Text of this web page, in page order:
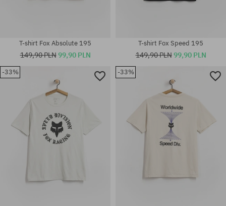
Dostępne rozmiary:
M; L; XL; XXL
Dostępne rozmiary:
S; M; L; XL; XXL
T-shirt Fox Absolute 195
149,90 PLN99,90 PLN
T-shirt Fox Speed 195
149,90 PLN99,90 PLN
-33% -33%